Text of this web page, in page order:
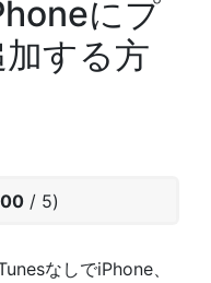
にプ
する方
/ 5)
なしでiPhone、